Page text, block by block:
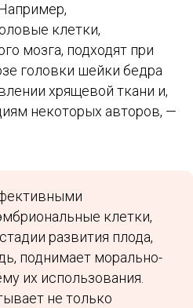
клетки,
мозга, подходят при
головки шейки бедра
хрящевой ткани и,
некоторых авторов, —
клетки,
развития плода,
поднимает морально-
их использования.
не только